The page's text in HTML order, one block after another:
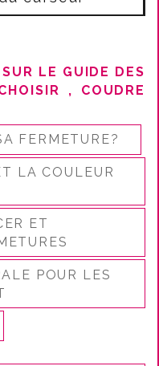
LE GUIDE DES
, COUDRE
FERMETURE?
LA COULEUR
ET
POUR LES